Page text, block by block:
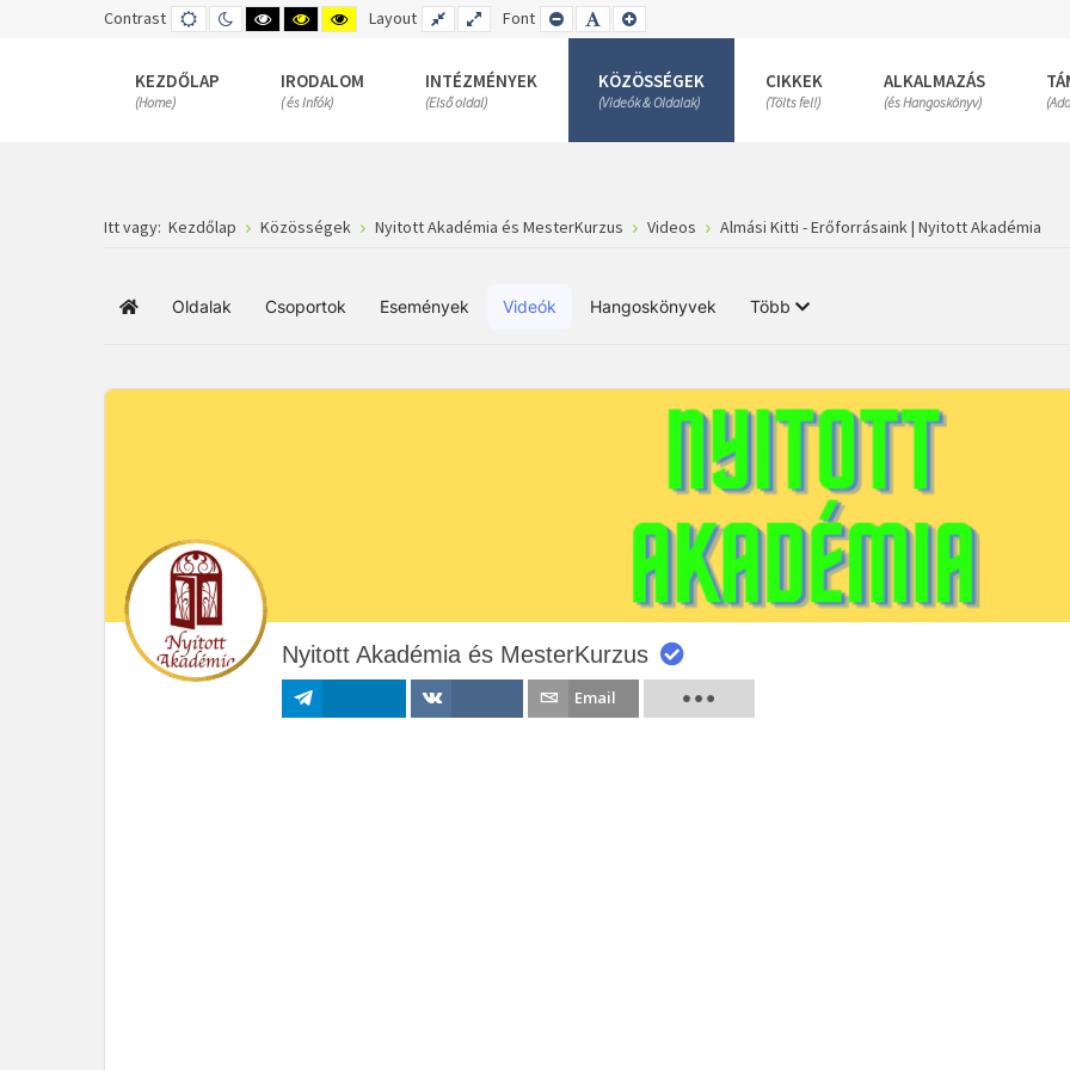
Contrast DEFAULT
MODE
NIGHT
MODE
HIGH
CONTRAST
MODE
HIGH
CONTRAST
MODE
HIGH
CONTRAST
MODE
Layout FIXED
LAYOUT
WIDE
LAYOUT
Font SET
SMALLER
SET
DEFAULT
SET
LARGER
KEZDŐLAP
(Home)
IRODALOM
( és Infók)
INTÉZMÉNYEK
(Első oldal)
KÖZÖSSÉGEK
(Videók & Oldalak)
CIKKEK
(Tölts fel!)
ALKALMAZÁS
(és Hangoskönyv)
Itt vagy: Kezdőlap Közösségek Nyitott Akadémia és MesterKurzus Videos Almási Kitti - Erőforrásaink | Nyitott Akadémia
FőoldalOldalak Csoportok Események Videók Hangoskönyvek Több
Nyitott Akadémia és MesterKurzus
Email